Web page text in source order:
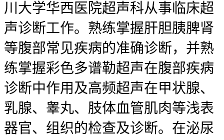
川大学华西医院超声科从事临床超
声诊断工作。熟练掌握肝胆胰脾肾
等腹部常见疾病的准确诊断，并熟
练掌握彩色多谱勒超声在腹部疾病
诊断中作用及高频超声在甲状腺、
乳腺、睾丸、肢体血管肌肉等浅表
器官、组织的检查及诊断。在泌尿